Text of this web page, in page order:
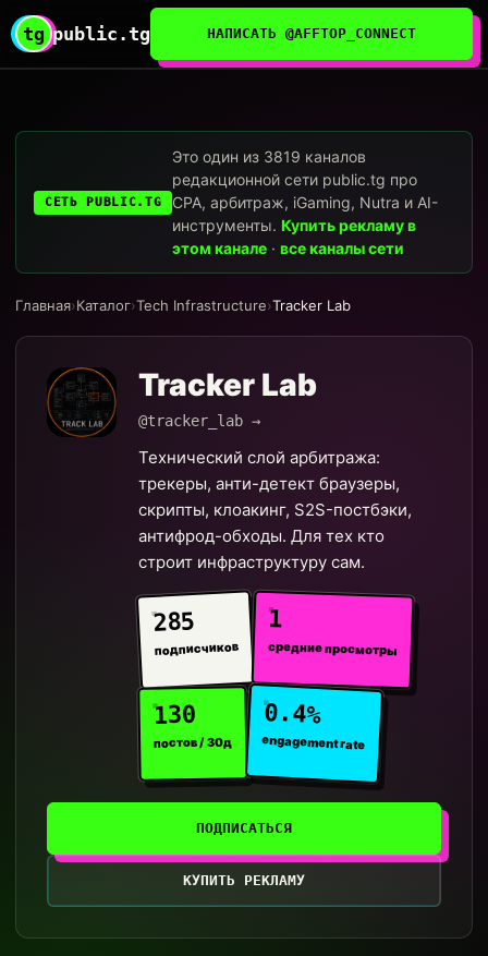
tg public.tg НАПИСАТЬ @AFFTOP_CONNECT
СЕТЬ PUBLIC.TG
Это один из 3819 каналов
редакционной сети public.tg про
CPA, арбитраж, iGaming, Nutra и AI-
инструменты.Купить рекламу в
этом канале ·все каналы сети
Главная›Каталог›Tech Infrastructure›Tracker Lab
Tracker Lab
@tracker_lab →
Технический слой арбитража:
трекеры, анти-детект браузеры,
скрипты, клоакинг, S2S-постбэки,
антифрод-обходы. Для тех кто
строит инфраструктуру сам.
285
подписчиков
1
средние просмотры
130
постов / 30д
0.4%
engagement rate
ПОДПИСАТЬСЯ
КУПИТЬ РЕКЛАМУ